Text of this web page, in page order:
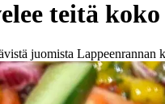
teitä koko
juomista Lappeenrannan